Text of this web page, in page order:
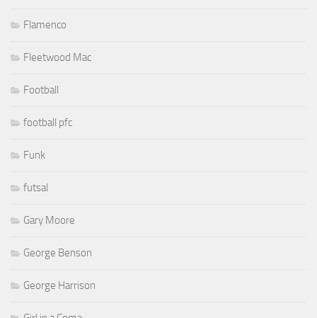
Flamenco
Fleetwood Mac
Football
football pfc
Funk
futsal
Gary Moore
George Benson
George Harrison